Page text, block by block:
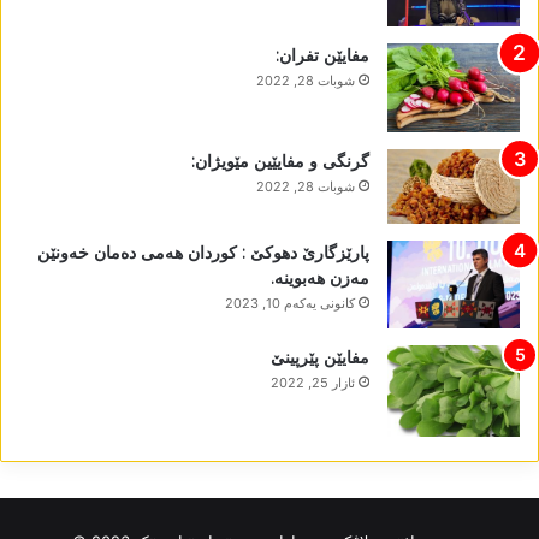
مفایێن تفران:
شوبات 28, 2022
گرنگی و مفایێین مێویژان:
شوبات 28, 2022
پارێزگارێ دھوکێ : کوردان ھەمی دەمان خەونێن
مەزن ھەبوینە.
كانونی یه‌كه‌م 10, 2023
مفایێن پێرپینێ
ئازار 25, 2022